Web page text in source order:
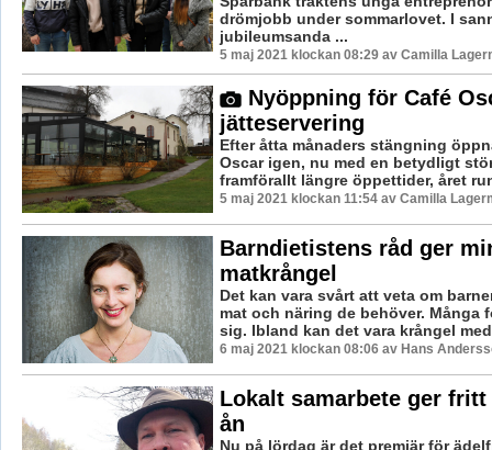
drömjobb under sommarlovet. I
jubileumsanda ...
5 maj 2021 klockan 08:29 av Camilla
Nyöppning för Café
jätteservering
Efter åtta månaders stängning
Oscar igen, nu med en betydligt
framförallt längre öppettider, året
5 maj 2021 klockan 11:54 av Camilla
Barndietistens råd ger
matkrångel
Det kan vara svårt att veta om
mat och näring de behöver. Många
sig. Ibland kan det vara krångel
6 maj 2021 klockan 08:06 av Hans
Lokalt samarbete ger
ån
Nu på lördag är det premiär för